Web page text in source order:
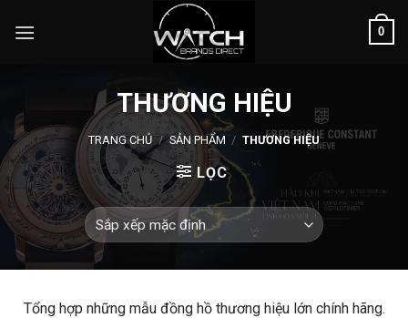
0
THƯƠNG HIỆU
TRANG CHỦ / SẢN PHẨM / THƯƠNG HIỆU
LỌC
Tổng hợp những mẫu đồng hồ thương hiệu lớn chính hãng.